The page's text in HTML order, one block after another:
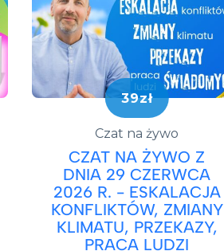
39zł
Czat na żywo
CZAT NA ŻYWO Z
DNIA 29 CZERWCA
2026 R. - ESKALACJA
KONFLIKTÓW, ZMIANY
KLIMATU, PRZEKAZY,
PRACA LUDZI